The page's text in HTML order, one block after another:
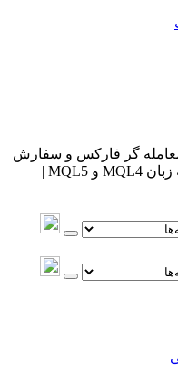
معامله گر فارکس و سفارش
ربات و اکسپرت معامله گر متاتریدر به زبان MQL4 و MQL5 |